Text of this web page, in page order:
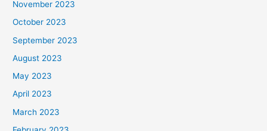
November 2023
October 2023
September 2023
August 2023
May 2023
April 2023
March 2023